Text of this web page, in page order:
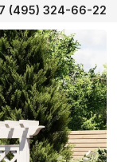
(495) 324-66-22